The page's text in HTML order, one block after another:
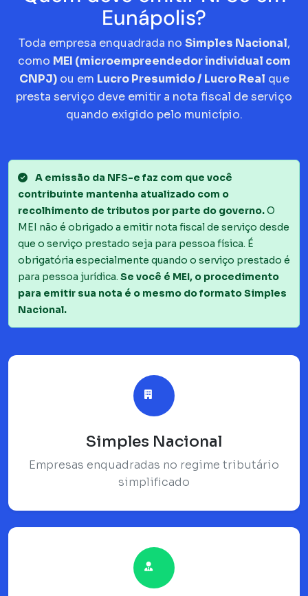
Eunápolis?
Toda empresa enquadrada no Simples Nacional,
como MEI (microempreendedor individual com
CNPJ)ou em Lucro Presumido / Lucro Real que
presta serviço deve emitir a nota fiscal de serviço
quando exigido pelo município.
A emissão da NFS-e faz com que você
contribuinte mantenha atualizado com o
recolhimento de tributos por parte do governo.O
MEI não é obrigado a emitir nota fiscal de serviço desde
que o serviço prestado seja para pessoa física. É
obrigatória especialmente quando o serviço prestado é
para pessoa jurídica. Se você é MEI, o procedimento
para emitir sua nota é o mesmo do formato Simples
Nacional.
Simples Nacional
Empresas enquadradas no regime tributário
simplificado